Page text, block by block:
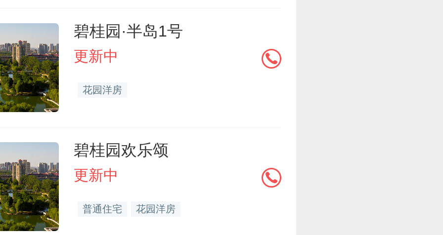
碧桂园·半岛1号
更新中
花园洋房
碧桂园欢乐颂
更新中
普通住宅 花园洋房